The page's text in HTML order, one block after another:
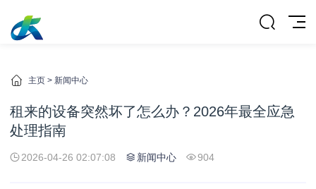
主页 > 新闻中心
租来的设备突然坏了怎么办？2026年最全应急
处理指南
2026-04-26 02:07:08 新闻中心 904